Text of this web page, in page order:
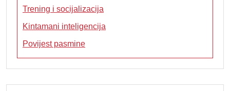
Trening i socijalizacija
Kintamani inteligencija
Povijest pasmine